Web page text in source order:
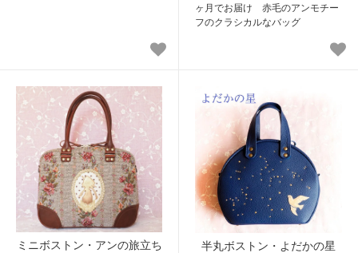
ヶ月でお届け 赤毛のアンモチー
フのクラシカルなバッグ
ミニボストン・アンの旅立ち 半丸ボストン・よだかの星